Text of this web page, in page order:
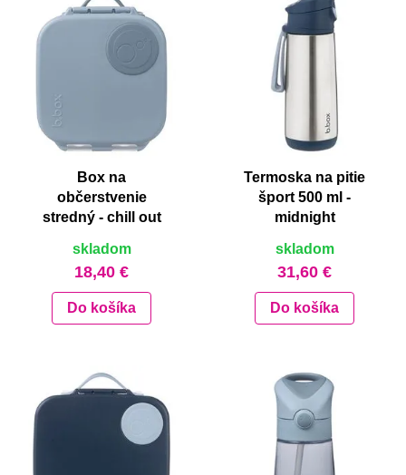
Box na
občerstvenie
stredný - chill out
skladom
18,40 €
Do košíka
Termoska na pitie
šport 500 ml -
midnight
skladom
31,60 €
Do košíka